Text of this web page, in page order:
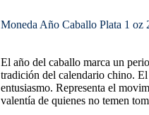
Moneda Año Caballo Plata 1 oz
El año del caballo marca un
tradición del calendario chino.
entusiasmo. Representa el
valentía de quienes no temen